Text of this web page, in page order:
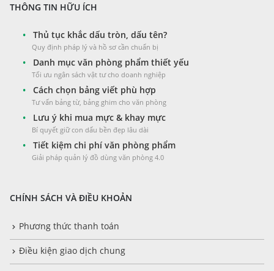
THÔNG TIN HỮU ÍCH
• Thủ tục khắc dấu tròn, dấu tên?
Quy định pháp lý và hồ sơ cần chuẩn bị
• Danh mục văn phòng phẩm thiết yếu
Tối ưu ngân sách vật tư cho doanh nghiệp
• Cách chọn bảng viết phù hợp
Tư vấn bảng từ, bảng ghim cho văn phòng
• Lưu ý khi mua mực & khay mực
Bí quyết giữ con dấu bền đẹp lâu dài
• Tiết kiệm chi phí văn phòng phẩm
Giải pháp quản lý đồ dùng văn phòng 4.0
CHÍNH SÁCH VÀ ĐIỀU KHOẢN
Phương thức thanh toán
Điều kiện giao dịch chung